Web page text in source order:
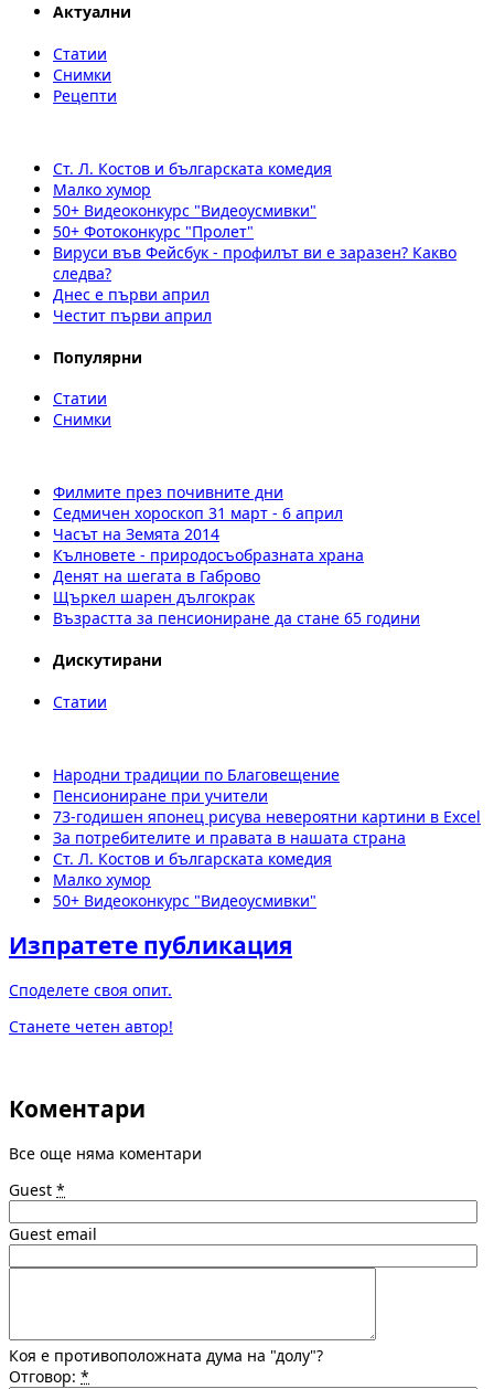
Актуални
Статии
Снимки
Рецепти
Ст. Л. Костов и българската комедия
Малко хумор
50+ Видеоконкурс "Видеоусмивки"
50+ Фотоконкурс "Пролет"
Вируси във Фейсбук - профилът ви е заразен? Какво
следва?
Днес е първи април
Честит първи април
Популярни
Статии
Снимки
Филмите през почивните дни
Седмичен хороскоп 31 март - 6 април
Часът на Земята 2014
Кълновете - природосъобразната храна
Денят на шегата в Габрово
Щъркел шарен дългокрак
Възрастта за пенсиониране да стане 65 години
Дискутирани
Статии
Народни традиции по Благовещение
Пенсиониране при учители
73-годишен японец рисува невероятни картини в Excel
За потребителите и правата в нашата страна
Ст. Л. Костов и българската комедия
Малко хумор
50+ Видеоконкурс "Видеоусмивки"
Изпратете публикация
Споделете своя опит.
Станете четен автор!
Коментари
Все още няма коментари
Guest *
Guest email
Коя е противоположната дума на "долу"?
Отговор: *